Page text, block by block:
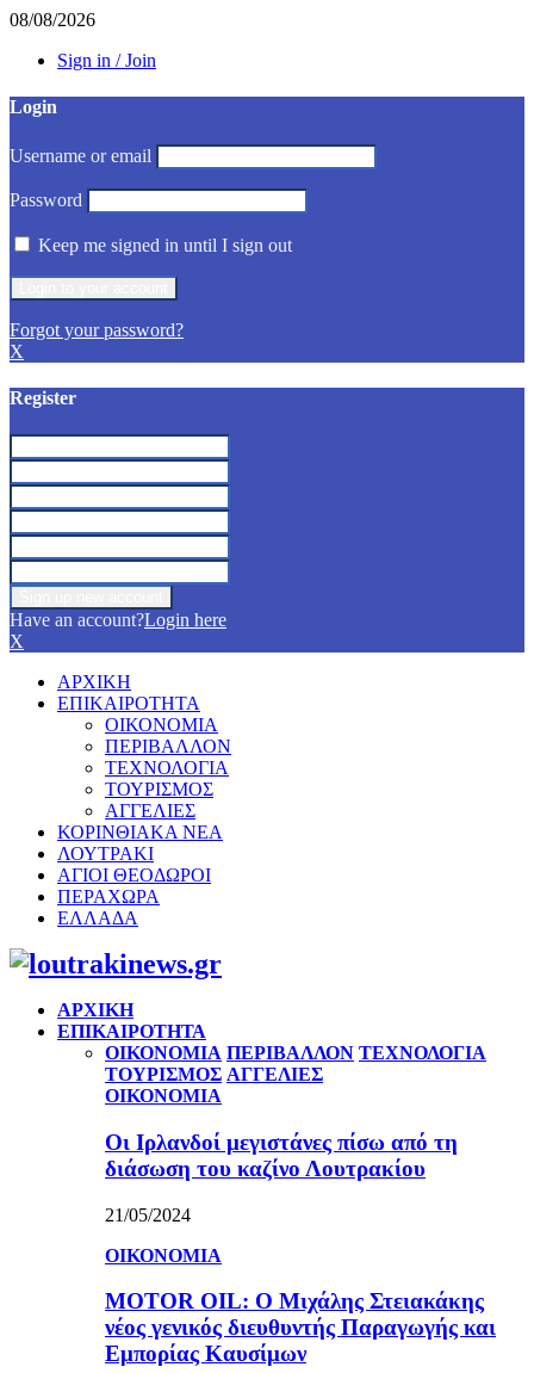
08/08/2026
Sign in / Join
Login
Username or email
Password
Keep me signed in until I sign out
Forgot your password?
X
Register
Have an account?Login here
X
ΑΡΧΙΚΗ
ΕΠΙΚΑΙΡΟΤΗΤΑ
ΟΙΚΟΝΟΜΙΑ
ΠΕΡΙΒΑΛΛΟΝ
ΤΕΧΝΟΛΟΓΙΑ
ΤΟΥΡΙΣΜΟΣ
ΑΓΓΕΛΙΕΣ
ΚΟΡΙΝΘΙΑΚΑ ΝΕΑ
ΛΟΥΤΡΑΚΙ
ΑΓΙΟΙ ΘΕΟΔΩΡΟΙ
ΠΕΡΑΧΩΡΑ
ΕΛΛΑΔΑ
Facebook
Twitter
Instagram
Pinterest
Youtube
ΑΡΧΙΚΗ
ΕΠΙΚΑΙΡΟΤΗΤΑ
ΟΙΚΟΝΟΜΙΑ ΠΕΡΙΒΑΛΛΟΝ ΤΕΧΝΟΛΟΓΙΑ
ΤΟΥΡΙΣΜΟΣ ΑΓΓΕΛΙΕΣ
ΟΙΚΟΝΟΜΙΑ
Οι Ιρλανδοί μεγιστάνες πίσω από τη
διάσωση του καζίνο Λουτρακίου
21/05/2024
ΟΙΚΟΝΟΜΙΑ
MOTOR OIL: Ο Μιχάλης Στειακάκης
νέος γενικός διευθυντής Παραγωγής και
Εμπορίας Καυσίμων